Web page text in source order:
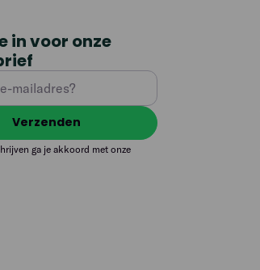
in voor onze
ga je akkoord met onze